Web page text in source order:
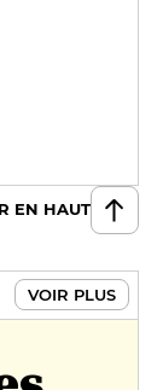
EN HAUT
VOIR PLUS